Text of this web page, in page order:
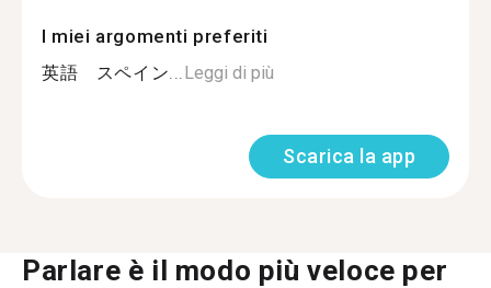
I miei argomenti preferiti
英語 スペイン... Leggi di più
Scarica la app
Parlare è il modo più veloce per